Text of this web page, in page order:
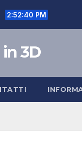
2:52:41 PM
3D